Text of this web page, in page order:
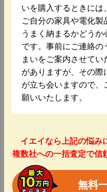
いを購入するときには
ご自分の家具や電化製
うまく納まるかどうか
です。事前にご連絡の
まいをご案内させてい
がありますが、その際
が立ち会いますので、
願いいたします。
イエイなら上記の悩み
複数社への一括査定で信
無料